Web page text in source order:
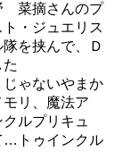
菜摘さんのプ
・ジュエリス
を挟んで、Ｄ
ゃないやまか
リ、魔法ア
ルプリキュ
…トゥインクル